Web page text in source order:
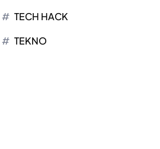
TECH HACK
TEKNO